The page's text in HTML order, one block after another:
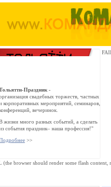
Праздник -
свадебных торжеств, частных
корпоративных мероприятий, семинаров,
вечеринок.
жизни много разных событий, а сделать
события праздник– наша профессия!"
>>
(the browser should render some flash content,